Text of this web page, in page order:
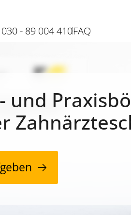
- 89 004 410FAQ
und